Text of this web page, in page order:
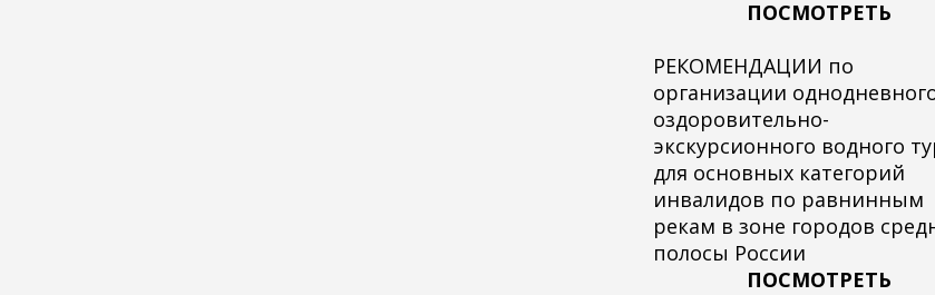
ПОСМОТРЕТЬ
РЕКОМЕНДАЦИИ по
организации
оздоровительно-
экскурсионного водного
для основных категорий
инвалидов по равнинным
рекам в зоне городов
полосы России
ПОСМОТРЕТЬ